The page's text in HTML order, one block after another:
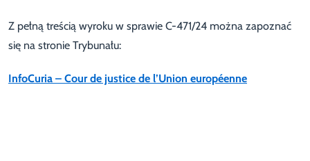
Z pełną treścią wyroku w sprawie C-471/24 można zapoznać
się na stronie Trybunału:
InfoCuria – Cour de justice de l’Union européenne